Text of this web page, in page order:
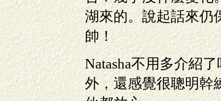
湖來的。說起話來仍
帥！
Natasha不用多介紹
外，還感覺很聰明幹